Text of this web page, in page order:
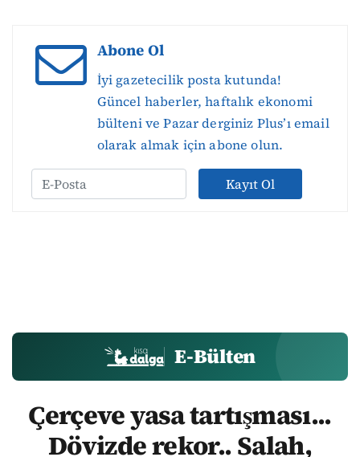
Abone Ol
İyi gazetecilik posta kutunda!
Güncel haberler, haftalık ekonomi
bülteni ve Pazar derginiz Plus’ı email
olarak almak için abone olun.
Kayıt Ol
E-Bülten
Çerçeve yasa tartışması...
Dövizde rekor.. Salah,